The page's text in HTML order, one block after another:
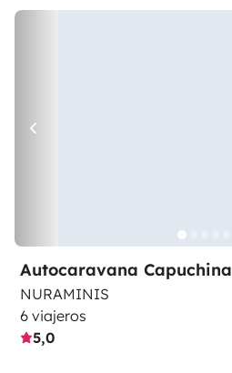
Autocaravana Capuchina
NURAMINIS
6 viajeros
5,0